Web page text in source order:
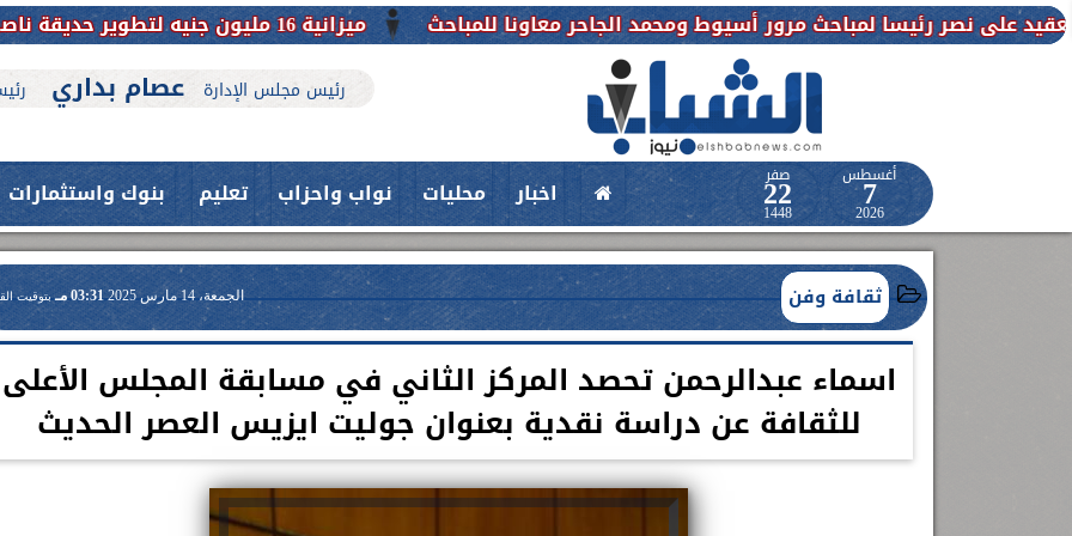
ميزانية 16 مليون جنيه لتطوير حديقة ناصر بأبوتيج.. نقلة حضارية تحافظ على تاريخها لمباحث مرور أسيوط ومحمد الجاحر معاونا للمباحث
رئيس مجلس الإدارة عصام بداري
أغسطس
7
2026
صفر
22
1448
اخبار محليات نواب واحزاب تعليم بنوك واستثمارات
ثقافة وفن الجمعة، 14 مارس 2025 03:31 مـ بتوقيت
اسماء عبدالرحمن تحصد المركز الثاني في مسابقة المجلس الأعلى
للثقافة عن دراسة نقدية بعنوان جوليت ايزيس العصر الحديث
العلاج الحر بمنفلوط بالتعاون مع هيئة
حدث بمستشفيات جامعة اسيوط....
فريق طبي بقسم الأنف والأذن اعلن الدكتور طارق على ، القائم بأعمال